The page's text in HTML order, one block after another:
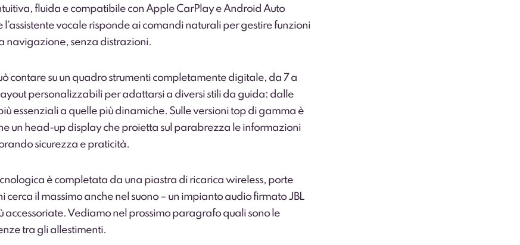
fluida e compatibile con Apple CarPlay e Android Auto
l’assistente vocale risponde ai comandi naturali per gestire funzioni
navigazione, senza distrazioni.
contare su un quadro strumenti completamente digitale, da 7 a
personalizzabili per adattarsi a diversi stili da guida: dalle
essenziali a quelle più dinamiche. Sulle versioni top di gamma è
un head-up display che proietta sul parabrezza le informazioni
sicurezza e praticità.
è completata da una piastra di ricarica wireless, porte
cerca il massimo anche nel suono – un impianto audio firmato JBL
accessoriate. Vediamo nel prossimo paragrafo quali sono le
tra gli allestimenti.